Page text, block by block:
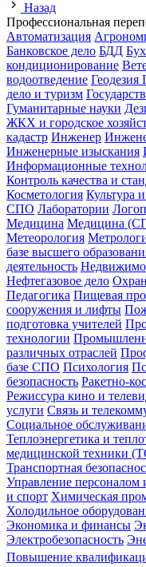
Назад
Профессиональная
Автоматизация
Банковское дело БДД
кондиционирование
водоотведение Геодезия
дело и туризм
Гуманитарные науки
ЖКХ и городское
кадастр Инженер
Инженерные изыскания
Информационные
Контроль качества и
Косметология Культура
СПО Лаборатории
Медицина Медицина
Метеорология
базе высшего
деятельность
Нефтегазовое дело
Педагогика Пищевая
сооружения и лифты
подготовка учителей
технологии
различных отраслей
базе СПО Психология
безопасность Ракетно-
Режиссура кино и
услуги Связь и
Социальное
Теплоэнергетика и
медицинской техники
Транспортная
Управление персоналом
и спорт Химическая
Холодильное
Экономика и финансы
Электробезопасность
Повышение